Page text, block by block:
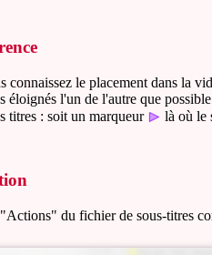
connaissez le placement dans la
éloignés l'un de l'autre que
titres : soit un marqueur
là où le
du fichier de sous-titres